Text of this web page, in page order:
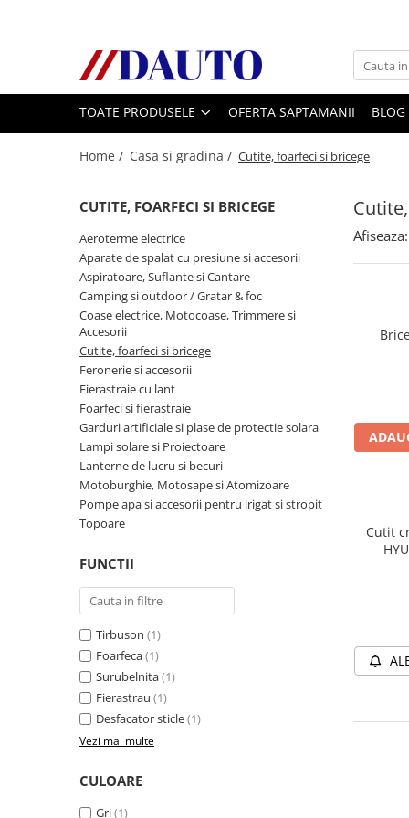
Toate Produsele
Bullbare, Suporti lumini camioane
Accesorii inox
DAF XF Euro 6
Mercedes Actros
Mercedes Actros MP2
Mercedes Actros MP6
Scania R S G P Next Generation
TOATE PRODUSELE OFERTA SAPTAMANII BLOG
Home / Casa si gradina / Cutite, foarfeci si bricege
CUTITE, FOARFECI SI BRICEGE
Aeroterme electrice
Aparate de spalat cu presiune si accesorii
Aspiratoare, Suflante si Cantare
Camping si outdoor / Gratar & foc
Coase electrice, Motocoase, Trimmere si
Accesorii
Cutite, foarfeci si bricege
Feronerie si accesorii
Fierastraie cu lant
Foarfeci si fierastraie
Garduri artificiale si plase de protectie solara
Lampi solare si Proiectoare
Lanterne de lucru si becuri
Motoburghie, Motosape si Atomizoare
Pompe apa si accesorii pentru irigat si stropit
Topoare
FUNCTII
Tirbuson (1)
Foarfeca(1)
Surubelnita(1)
Fierastrau (1)
Desfacator sticle(1)
Vezi mai multe
CULOARE
Gri(1)
Afiseaza:
Cutit